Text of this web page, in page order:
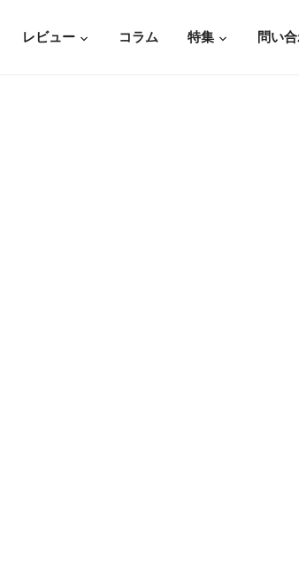
レビュー コラム 特集 問い